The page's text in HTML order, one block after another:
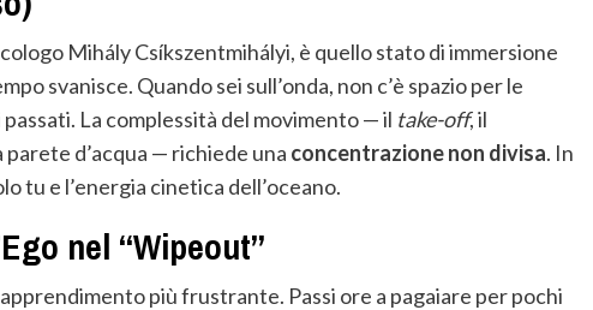
Mihály Csíkszentmihályi, è quello stato di immersione
svanisce. Quando sei sull’onda, non c’è spazio per le
La complessità del movimento — il take-off, il
d’acqua — richiede una concentrazione non divisa. In
tu e l’energia cinetica dell’oceano.
nel “Wipeout”
più frustrante. Passi ore a pagaiare per pochi